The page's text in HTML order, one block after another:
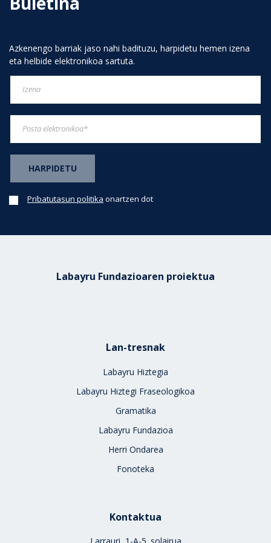
Azkenengo barriak jaso nahi badituzu, harpidetu hemen izena
eta helbide elektronikoa sartuta.
Pribatutasun politika onartzen dot
Labayru Fundazioaren proiektua
Lan-tresnak
Labayru Hiztegia
Labayru Hiztegi Fraseologikoa
Gramatika
Labayru Fundazioa
Herri Ondarea
Fonoteka
Kontaktua
Larrauri, 1-A-5. solairua